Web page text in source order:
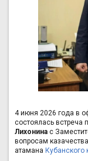
4 июня 2026 года в
состоялась встреча
Лихонина с
вопросам
атамана Кубанского